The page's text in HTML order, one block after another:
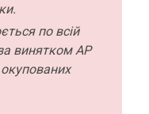
по всій
за винятком АР